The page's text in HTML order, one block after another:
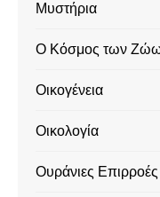
Μυστήρια
Ο Κόσμος των
Οικογένεια
Οικολογία
Ουράνιες Επιρροές